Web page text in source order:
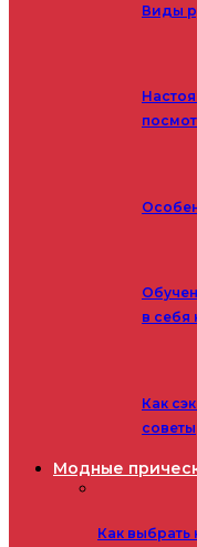
Виды
в себя
Как
советы
Модные
Как выбрать